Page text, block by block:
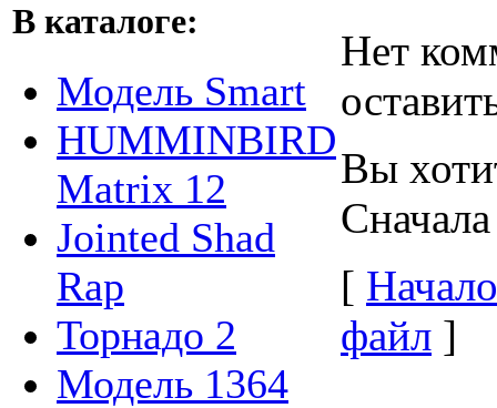
В каталоге:
Модель Smart
HUMMINBIRD
Matrix 12
Jointed Shad
Rap
Торнадо 2
Модель 1364
Нет
Вы
[
файл ]